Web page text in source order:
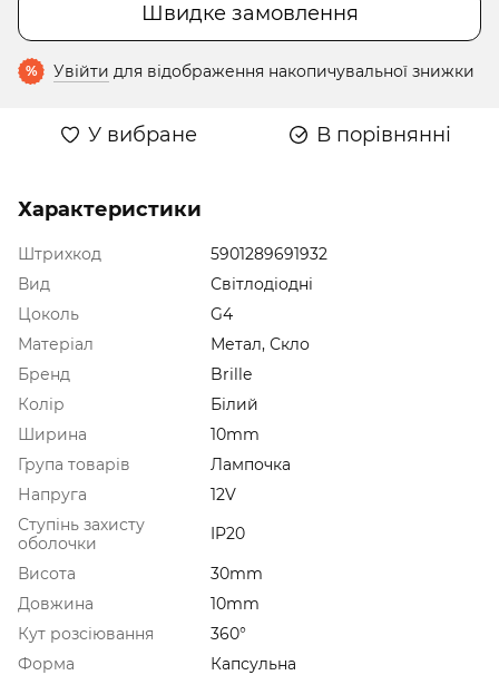
Швидке замовлення
% Увійти для відображення накопичувальної знижки
У вибране В порівнянні
Характеристики
Штрихкод
5901289691932
Вид
Світлодіодні
Цоколь
G4
Матеріал
Метал, Скло
Бренд
Brille
Колір
Білий
Ширина
10mm
Група товарів
Лампочка
Напруга
12V
Ступінь захисту
оболочки
IP20
Висота
30mm
Довжина
10mm
Кут розсіювання
360°
Форма
Капсульна